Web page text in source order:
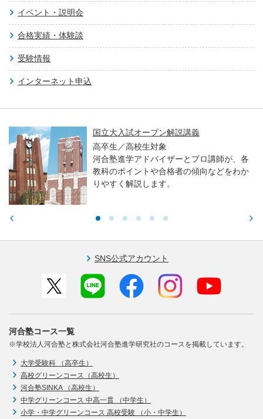
イベント・説明会
合格実績・体験談
受験情報
インターネット申込
国立大入試オープン解説講義
高卒生／高校生対象
河合塾進学アドバイザーとプロ講師が、各
教科のポイントや合格者の傾向などをわか
りやすく解説します。
SNS公式アカウント
河合塾コース一覧
※学校法人河合塾と株式会社河合塾進学研究社のコースを掲載しています。
大学受験科 （高卒生）
高校グリーンコース（高校生）
河合塾SINKA （高校生）
中学グリーンコース 中高一貫 （中学生）
小学・中学グリーンコース 高校受験 （小・中学生）